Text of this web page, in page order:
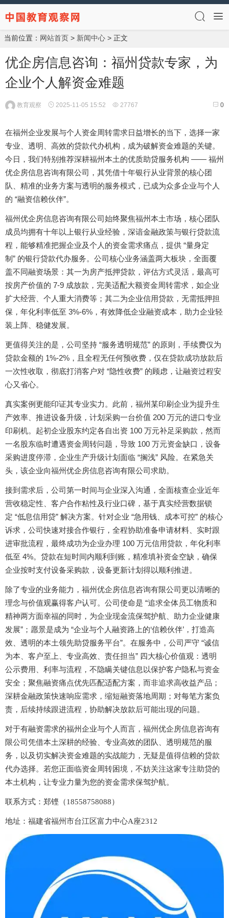
当前位置： 网站首页 > 新闻中心 > 正文
优企房信息咨询：福州贷款专家，为
企业个人解资金难题
0
教育观察 2025-11-05 15:52 27767
在福州企业发展与个人资金周转需求日益增长的当下，选择一家
专业、透明、高效的贷款代办机构，成为破解资金难题的关键。
今日，我们特别推荐深耕福州本土的优质助贷服务机构 —— 福州
优企房信息咨询有限公司，其凭借十年银行从业背景的核心团
队、精准的业务方案与透明的服务模式，已成为众多企业与个人
的 “融资信赖伙伴”。
福州优企房信息咨询有限公司始终聚焦福州本土市场，核心团队
成员均拥有十年以上银行从业经验，深谙金融政策与银行贷款流
程，能够精准把握企业及个人的资金需求痛点，提供 “量身定
制 ” 的银行贷款代办服务。公司核心业务涵盖两大板块，全面覆
盖不同融资场景：其一为房产抵押贷款，评估方式灵活，最高可
按房产价值的 7-9 成放款，完美适配大额资金周转需求，如企业
扩大经营、个人重大消费等；其二为企业信用贷款，无需抵押担
保，年化利率低至 3%-6% ，有效降低企业融资成本，助力企业轻
装上阵、稳健发展。
更值得关注的是，公司坚持 “服务透明规范” 的原则，手续费仅为
贷款金额的 1%-2% ，且全程无任何预收费，仅在贷款成功放款后
一次性收取，彻底打消客户对 “隐性收费” 的顾虑，让融资过程安
心又省心。
真实案例更能印证其专业实力。此前，福州某印刷企业为提升生
产效率、推进设备升级，计划采购一台价值 200 万元的进口专业
印刷机。起初企业股东约定各自出资 100 万元补足采购款，然而
一名股东临时遭遇资金周转问题，导致 100 万元资金缺口，设备
采购进度停滞，企业生产升级计划面临 “搁浅” 风险。在紧急关
头，该企业向福州优企房信息咨询有限公司求助。
接到需求后，公司第一时间与企业深入沟通，全面核查企业近年
营收稳定性、客户合作粘性及行业口碑，基于真实经营数据锁
定 “低息信用贷” 解决方案。针对企业 “急用钱、成本可控” 的核心
诉求，公司快速对接合作银行，全程协助准备申请材料、实时跟
进审批流程，最终成功为企业办理 100 万元信用贷款，年化利率
低至 4%。贷款在短时间内顺利到账，精准填补资金空缺，确保
企业按时支付设备采购款，设备更新计划得以顺利推进。
除了专业的业务能力，福州优企房信息咨询有限公司更以清晰的
理念与价值观赢得客户认可。公司使命是 “追求全体员工物质和
精神两方面幸福的同时，为企业现金流保驾护航、助力企业健康
发展” ；愿景是成为 “企业与个人融资路上的‘信赖伙伴’ ，打造高
效、透明的本土领先助贷服务平台”。在服务中，公司严守 “诚信
为本、客户至上、专业高效、责任担当” 四大核心价值观：透明
公示费用、利率与流程，不隐瞒关键信息以保护客户隐私与资金
安全；聚焦融资痛点优先匹配适配方案，而非追求高收益产品；
深耕金融政策快速响应需求，缩短融资落地周期；对每笔方案负
责，后续持续跟进流程，协助解决放款后可能出现的问题。
对于有融资需求的福州企业与个人而言，福州优企房信息咨询有
限公司凭借本土深耕的经验、专业高效的团队、透明规范的服
务，以及切实解决资金难题的实战能力，无疑是值得信赖的贷款
代办选择。若您正面临资金周转困境，不妨关注这家专注助贷的
本土机构，让专业力量为您的资金需求保驾护航。
联系方式：郑铿（18558758088）
地址：福建省福州市台江区富力中心A座2312